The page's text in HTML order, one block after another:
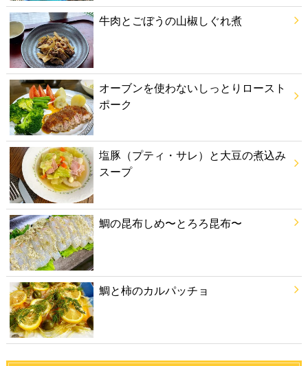
牛肉とごぼうの山椒しぐれ煮
オーブンを使わないしっとりロースト
ポーク
塩豚（プティ・サレ）と大豆の煮込み
スープ
鯛の昆布しめ〜とろろ昆布〜
鯛と柿のカルパッチョ